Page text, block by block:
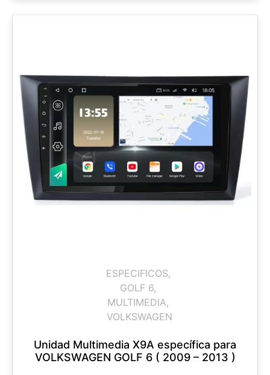
ESPECIFICOS,
GOLF 6,
MULTIMEDIA,
VOLKSWAGEN
Unidad Multimedia X9A específica para
VOLKSWAGEN GOLF 6 ( 2009 – 2013 )